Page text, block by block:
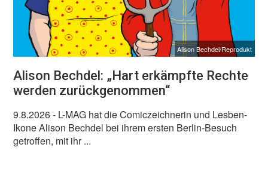
Alison Bechdel/Reprodukt
Alison Bechdel: „Hart erkämpfte Rechte
werden zurückgenommen“
9.8.2026- L-MAG hat die Comiczeichnerin und Lesben-
Ikone Alison Bechdel bei ihrem ersten Berlin-Besuch
getroffen, mit ihr ...